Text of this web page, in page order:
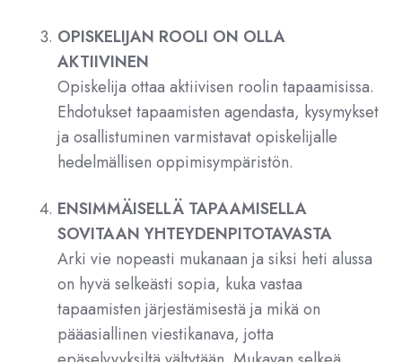
OPISKELIJAN ROOLI ON OLLA
AKTIIVINEN
Opiskelija ottaa aktiivisen roolin tapaamisissa.
Ehdotukset tapaamisten agendasta, kysymykset
ja osallistuminen varmistavat opiskelijalle
hedelmällisen oppimisympäristön.
ENSIMMÄISELLÄ TAPAAMISELLA
SOVITAAN YHTEYDENPITOTAVASTA
Arki vie nopeasti mukanaan ja siksi heti alussa
on hyvä selkeästi sopia, kuka vastaa
tapaamisten järjestämisestä ja mikä on
pääasiallinen viestikanava, jotta